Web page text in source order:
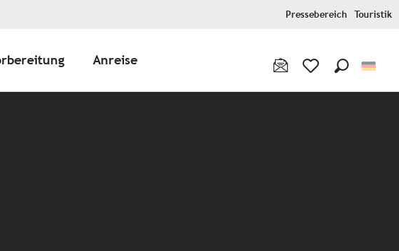
Pressebereich Touristik
Anreise